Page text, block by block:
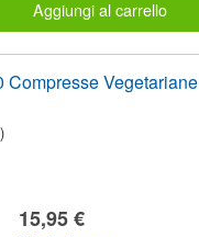
Aggiungi al carrello
Compresse Vegetariane
15,95 €